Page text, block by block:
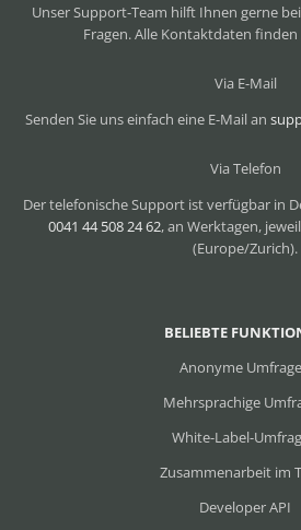
BELIEBTE
Anonyme
Mehrsprachige
White-Label-
Zusammenarbeit im
Developer API
Unser Support-Team hilft Ihnen gerne
Fragen. Alle Kontaktdaten finden
Via E-Mail
Senden Sie uns einfach eine E-Mail an
Via Telefon
Der telefonische Support ist verfügbar in
0041 44 508 24 62, an Werktagen,
(Europe/Zurich).